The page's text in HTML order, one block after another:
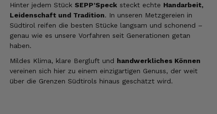
Hinter jedem Stück SEPP’Speck steckt echte Handarbeit,
Leidenschaft und Tradition. In unseren Metzgereien in
Südtirol reifen die besten Stücke langsam und schonend –
genau wie es unsere Vorfahren seit Generationen getan
haben.
Mildes Klima, klare Bergluft und handwerkliches Können
vereinen sich hier zu einem einzigartigen Genuss, der weit
über die Grenzen Südtirols hinaus geschätzt wird.